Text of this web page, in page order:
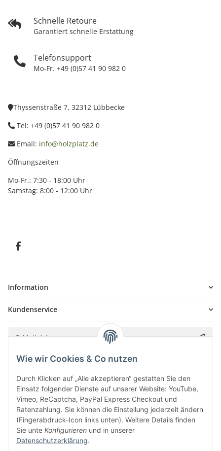
Schnelle Retoure
Garantiert schnelle Erstattung
Telefonsupport
Mo-Fr. +49 (0)57 41 90 982 0
Thyssenstraße 7, 32312 Lübbecke
Tel: +49 (0)57 41 90 982 0
Email: info@holzplatz.de
Öffnungszeiten
Mo-Fr.: 7:30 - 18:00 Uhr
Samstag: 8:00 - 12:00 Uhr
Information
Kundenservice
Bitte senden Sie mir entsprechend IhrerDatenschutzerklärung
Wie wir Cookies & Co nutzen
Durch Klicken auf „Alle akzeptieren“ gestatten Sie den
Einsatz folgender Dienste auf unserer Website: YouTube,
Vimeo, ReCaptcha, PayPal Express Checkout und
Ratenzahlung. Sie können die Einstellung jederzeit ändern
(Fingerabdruck-Icon links unten). Weitere Details finden
Sie unte Konfigurieren und in unserer
Datenschutzerklärung.